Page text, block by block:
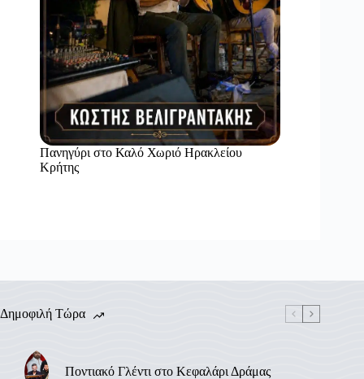
Πανηγύρι στο Καλό Χωριό Ηρακλείου
Κρήτης
Δημοφιλή Τώρα
Ποντιακό Γλέντι στο Κεφαλάρι Δράμας